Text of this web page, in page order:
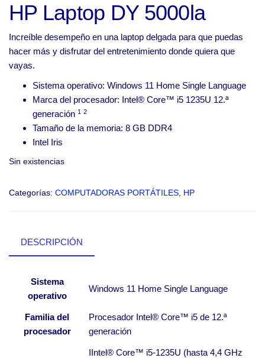
HP Laptop DY 5000la
Increíble desempeño en una laptop delgada para que puedas
hacer más y disfrutar del entretenimiento donde quiera que
vayas.
Sistema operativo: Windows 11 Home Single Language
Marca del procesador: Intel® Core™ i5 1235U 12.ª
generación 1 2
Tamaño de la memoria: 8 GB DDR4
Intel Iris
Sin existencias
Categorías: COMPUTADORAS PORTÁTILES, HP
DESCRIPCIÓN
Sistema
operativo
Windows 11 Home Single Language
Familia del
procesador
Procesador Intel® Core™ i5 de 12.ª
generación
IIntel® Core™ i5-1235U (hasta 4,4 GHz